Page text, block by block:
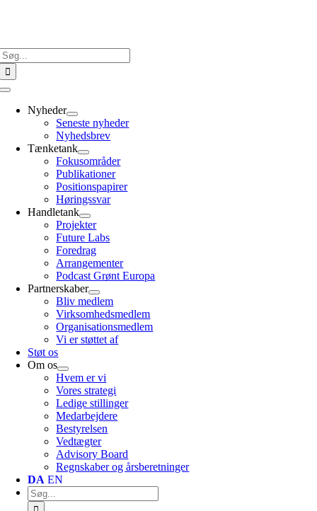
Toggle
NavigationNyheder
Seneste nyheder
Nyhedsbrev
Tænketank
Fokusområder
Publikationer
Positionspapirer
Høringssvar
Handletank
Projekter
Future Labs
Foredrag
Arrangementer
Podcast Grønt Europa
Partnerskaber
Bliv medlem
Virksomhedsmedlem
Organisationsmedlem
Vi er støttet af
Støt os
Om os
Hvem er vi
Vores strategi
Ledige stillinger
Medarbejdere
Bestyrelsen
Vedtægter
Advisory Board
Regnskaber og årsberetninger
DA EN
Søg
efter: